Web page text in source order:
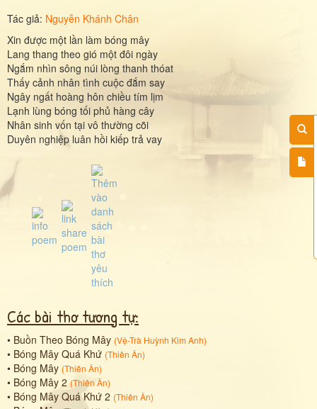
Tác giả: Nguyễn Khánh Chân
Xin được một lần làm bóng mây
Lang thang theo gió một đôi ngày
Ngắm nhìn sông núi lòng thanh thóat
Thấy cảnh nhân tình cuộc đắm say
Ngây ngất hoàng hôn chiều tím lịm
Lạnh lùng bóng tối phủ hàng cây
Nhân sinh vốn tại vô thường cõi
Duyên nghiệp luân hồi kiếp trả vay
Các bài thơ tương tự:
• Buồn Theo Bóng Mây (Vệ-Trà Huỳnh Kim Anh)
• Bóng Mây Quá Khứ (Thiên Ân)
• Bóng Mây (Thiên Ân)
• Bóng Mây 2 (Thiên Ân)
• Bóng Mây Quá Khứ 2 (Thiên Ân)